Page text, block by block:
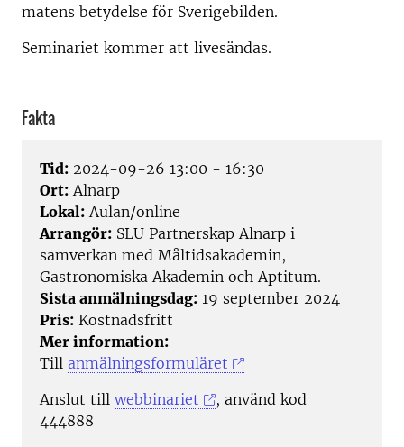
matens betydelse för Sverigebilden.
Seminariet kommer att livesändas.
Fakta
Tid: 2024-09-26 13:00 - 16:30
Ort: Alnarp
Lokal: Aulan/online
Arrangör: SLU Partnerskap Alnarp i
samverkan med Måltidsakademin,
Gastronomiska Akademin och Aptitum.
Sista anmälningsdag: 19 september 2024
Pris: Kostnadsfritt
Mer information:
Till anmälningsformuläret
Anslut till webbinariet
, använd kod
444888